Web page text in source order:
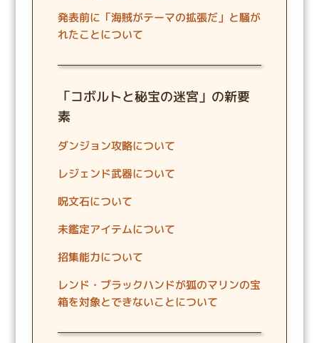
発表前に「海賊がテーマの拡張だ」と騒が
れたことについて
「コボルトと秘宝の迷宮」の新要
素
ダンジョン攻略について
レジェンド武器について
呪文石について
未鑑定アイテムについて
招集能力について
レンド・ブラックハンドが狐のマリンの宝
箱を対象とできないことについて